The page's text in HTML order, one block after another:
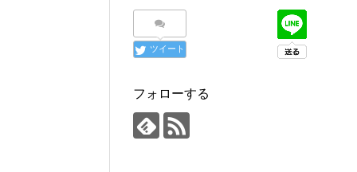
ツイート
フォローする